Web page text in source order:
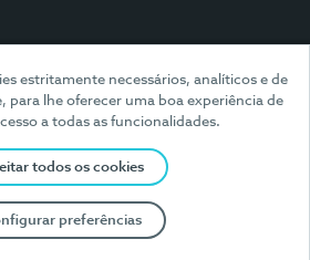
estritamente necessários, analíticos e de
para lhe oferecer uma boa experiência de
a todas as funcionalidades.
todos os cookies
preferências